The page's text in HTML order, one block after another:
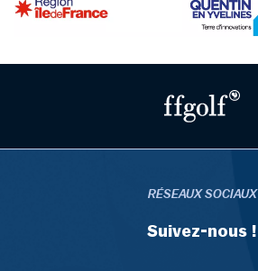
RÉSEAUX SOCIAUX
Suivez-nous !